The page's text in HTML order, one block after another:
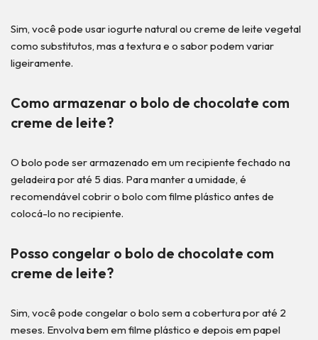
Sim, você pode usar iogurte natural ou creme de leite vegetal
como substitutos, mas a textura e o sabor podem variar
ligeiramente.
Como armazenar o bolo de chocolate com
creme de leite?
O bolo pode ser armazenado em um recipiente fechado na
geladeira por até 5 dias. Para manter a umidade, é
recomendável cobrir o bolo com filme plástico antes de
colocá-lo no recipiente.
Posso congelar o bolo de chocolate com
creme de leite?
Sim, você pode congelar o bolo sem a cobertura por até 2
meses. Envolva bem em filme plástico e depois em papel